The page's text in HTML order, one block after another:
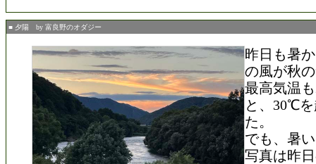
■ 夕陽 by 富良野のオダジー
昨日も暑
の風が秋
最高気温
と、30℃
た。
でも、暑
写真は昨